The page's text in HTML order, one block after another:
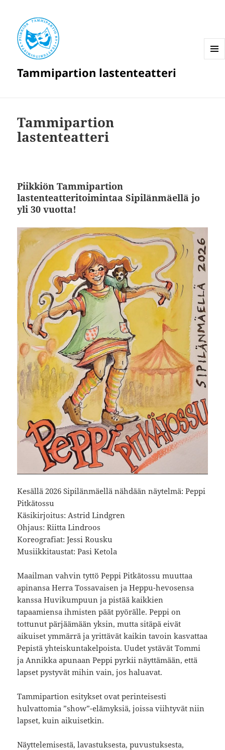
Tammipartion lastenteatteri
Tammipartion
lastenteatteri
Piikkiön Tammipartion
lastenteatteritoimintaa Sipilänmäellä jo
yli 30 vuotta!
Kesällä 2026 Sipilänmäellä nähdään näytelmä: Peppi
Pitkätossu
Käsikirjoitus: Astrid Lindgren
Ohjaus: Riitta Lindroos
Koreografiat: Jessi Rousku
Musiikkitaustat: Pasi Ketola
Maailman vahvin tyttö Peppi Pitkätossu muuttaa
apinansa Herra Tossavaisen ja Heppu-hevosensa
kanssa Huvikumpuun ja pistää kaikkien
tapaamiensa ihmisten päät pyörälle. Peppi on
tottunut pärjäämään yksin, mutta sitäpä eivät
aikuiset ymmärrä ja yrittävät kaikin tavoin kasvattaa
Pepistä yhteiskuntakelpoista. Uudet ystävät Tommi
ja Annikka apunaan Peppi pyrkii näyttämään, että
lapset pystyvät mihin vain, jos haluavat.
Tammipartion esitykset ovat perinteisesti
hulvattomia ”show”-elämyksiä, joissa viihtyvät niin
lapset, kuin aikuisetkin.
Näyttelemisestä, lavastuksesta, puvustuksesta,